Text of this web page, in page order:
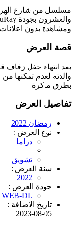
ومشاهدة بدون
قصة العرض
بعد انتهاء حفل زفاف
والدته لعدم تمكنها
بطرق ماكرة
تفاصيل العرض
رمضان 2022
نوع العرض :
دراما
تشويق
سنة العرض :
2022
جودة العرض :
WEB-DL
تاريخ الاضافة :
2023-08-05